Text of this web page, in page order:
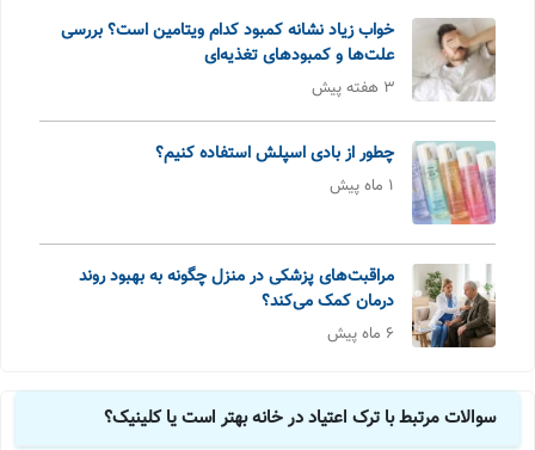
خواب زیاد نشانه کمبود کدام ویتامین است؟ بررسی
علت‌ها و کمبودهای تغذیه‌ای
3 هفته پیش
چطور از بادی اسپلش استفاده کنیم؟
1 ماه پیش
مراقبت‌های پزشکی در منزل چگونه به بهبود روند
درمان کمک می‌کند؟
6 ماه پیش
سوالات مرتبط با ترک اعتیاد در خانه بهتر است یا کلینیک؟